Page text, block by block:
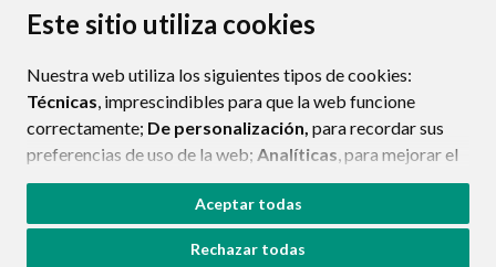
Este sitio utiliza cookies
Nuestra web utiliza los siguientes tipos de cookies:
Técnicas, imprescindibles para que la web funcione
correctamente; De personalización, para recordar sus
preferencias de uso de la web; Analíticas, para mejorar el
funcionamiento de la web y sus servicios.
Si acepta pulsando el botón“Aceptar todas”
consideramos que acepta su uso. Si pulsa el botón
Aceptar todas
Rechazar todas
PROTECCIÓN DE DATOS
POLÍTICA DE COOKIES